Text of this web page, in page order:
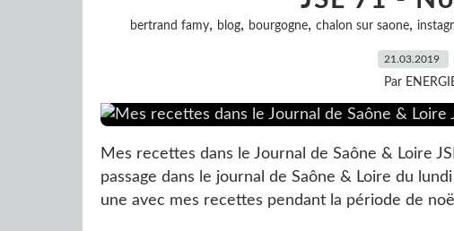
bertrand famy, blog, bourgogne, chalon sur saone,
21.03.2019
Par
Mes recettes dans le Journal de Saône & Loire
passage dans le journal de Saône & Loire du
une avec mes recettes pendant la période de